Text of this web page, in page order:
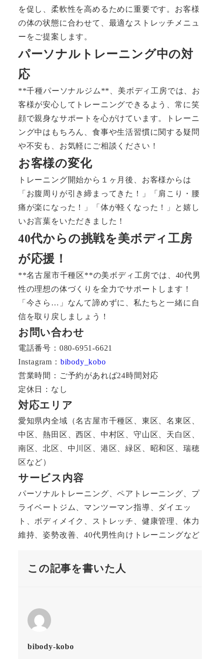
を促し、柔軟性を高めるために重要です。お客様
の体の状態に合わせて、最適なストレッチメニュ
ーをご提案します。
パーソナルトレーニング中の対
応
**千種パーソナルジム**、美ボディ工房では、お
客様が安心してトレーニングできるよう、常に笑
顔で親身なサポートを心がけています。トレーニ
ング中はもちろん、食事や生活習慣に関する疑問
や不安も、お気軽にご相談ください！
お客様の変化
トレーニング開始から１ヶ月後、お客様からは
「お腹周りが引き締まってきた！」「肩こり・腰
痛が楽になった！」「体が軽くなった！」と嬉し
いお言葉をいただきました！
40代からの挑戦を美ボディ工房
が応援！
**名古屋市千種区**の美ボディ工房では、40代男
性の理想の体づくりを全力でサポートします！
「今さら…」なんて諦めずに、私たちと一緒に自
信を取り戻しましょう！
お問い合わせ
電話番号：080-6951-6621
Instagram： bibody_kobo
営業時間：ご予約があれば24時間対応
定休日：なし
対応エリア
愛知県内全域（名古屋市千種区、東区、名東区、
中区、熱田区、西区、中村区、守山区、天白区、
南区、北区、中川区、港区、緑区、昭和区、瑞穂
区など）
サービス内容
パーソナルトレーニング、ペアトレーニング、プ
ライベートジム、マンツーマン指導、ダイエッ
ト、ボディメイク、ストレッチ、健康管理、体力
維持、姿勢改善、40代男性向けトレーニングなど
この記事を書いた人
bibody-kobo